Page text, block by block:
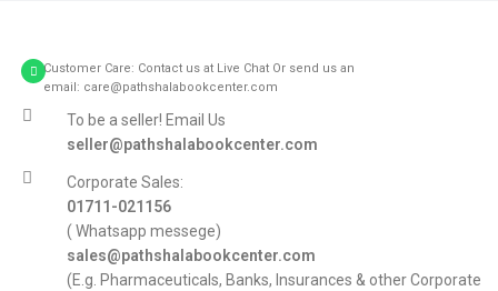
Customer Care: Contact us at Live Chat Or send us an
email: care@pathshalabookcenter.com
To be a seller! Email Us
seller@pathshalabookcenter.com
Corporate Sales:
01711-021156
( Whatsapp messege)
sales@pathshalabookcenter.com
(E.g. Pharmaceuticals, Banks, Insurances & other Corporate